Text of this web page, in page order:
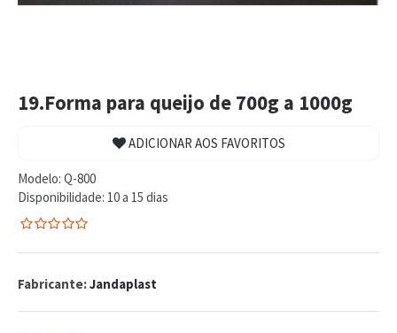
19.Forma para queijo de 700g a 1000g
ADICIONAR AOS FAVORITOS
Modelo: Q-800
Disponibilidade: 10 a 15 dias
de
reviews
Fabricante:Jandaplast